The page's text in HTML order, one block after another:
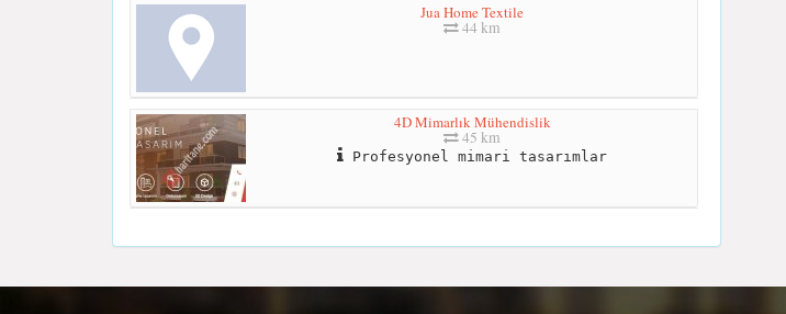
Jua Home Textile
44 km
4D Mimarlık Mühendislik
45 km
Profesyonel mimari tasarımlar